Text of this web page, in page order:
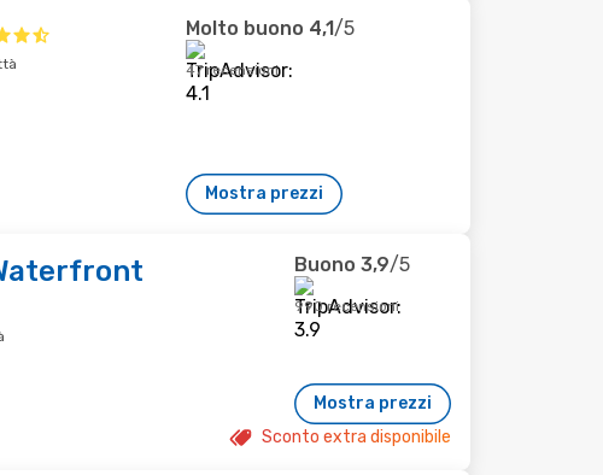
Molto buono 4,1/5
47 recensioni
Mostra prezzi
Buono 3,9/5
990 recensioni
Mostra prezzi
Sconto extra disponibile